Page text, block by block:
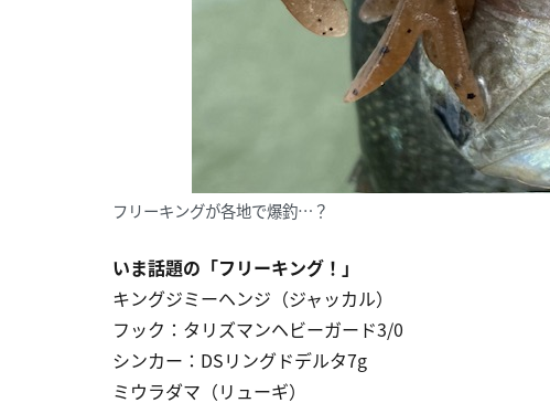
フリーキングが各地で爆釣…？
いま話題の「フリーキング！」
キングジミーヘンジ（ジャッカル）
フック：タリズマンヘビーガード3/0
シンカー：DSリングドデルタ7g
ミウラダマ（リューギ）